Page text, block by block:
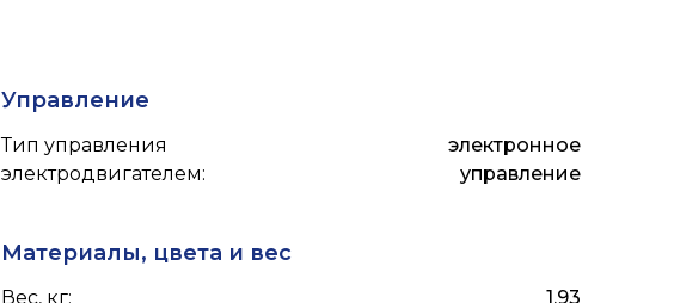
Управление
Тип управления
электродвигателем:
электронное
управление
Материалы, цвета и вес
Вес, кг:
1,93